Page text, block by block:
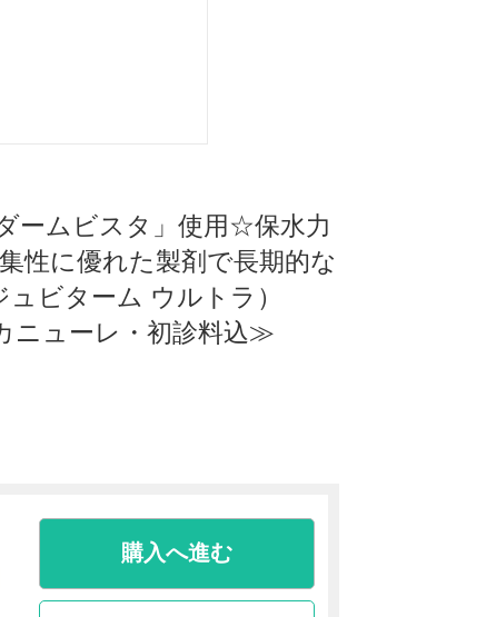
ームビスタ」使用☆保水力
性に優れた製剤で長期的な
ビターム ウルトラ）
ニューレ・初診料込≫
購入へ進む